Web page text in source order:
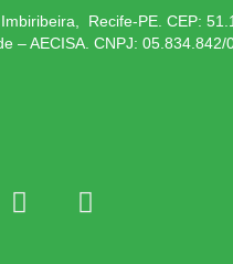
Recife-PE. CEP:
– AECISA. CNPJ: 05.834.842/